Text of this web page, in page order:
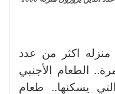
اكثر من عدد
يزورون منزله 1000 مرة.. الطعام الأجنبي
يسكنها.. طعام